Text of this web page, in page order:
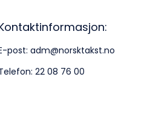
post: adm@norsktakst.no
22 08 76 00